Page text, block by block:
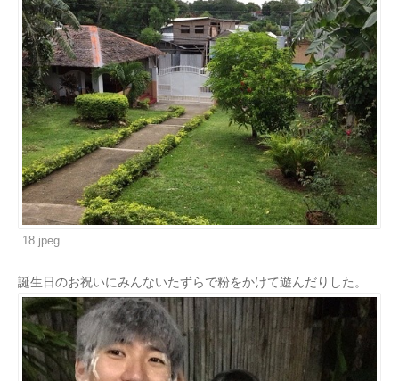
18.jpeg
誕生日のお祝いにみんないたずらで粉をかけて遊んだりした。